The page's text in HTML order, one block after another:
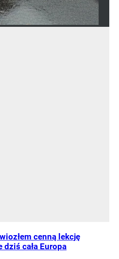
cenną lekcję
cała Europa